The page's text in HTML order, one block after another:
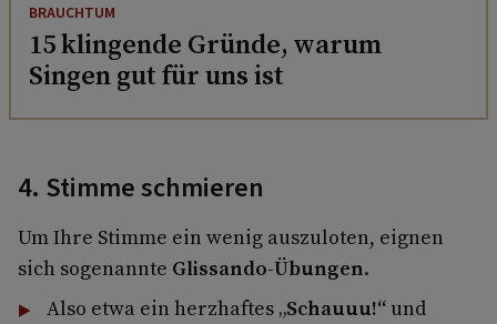
BRAUCHTUM
15 klingende Gründe, warum
Singen gut für uns ist
4. Stimme schmieren
Um Ihre Stimme ein wenig auszuloten, eignen
sich sogenannte Glissando-Übungen.
Also etwa ein herzhaftes „Schauuu!“und